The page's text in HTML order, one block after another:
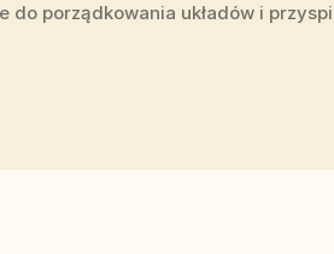
do porządkowania układów i